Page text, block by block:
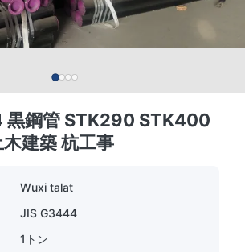
鋼管 STK290 STK400
建築 杭工事
Wuxi talat
JIS G3444
1トン